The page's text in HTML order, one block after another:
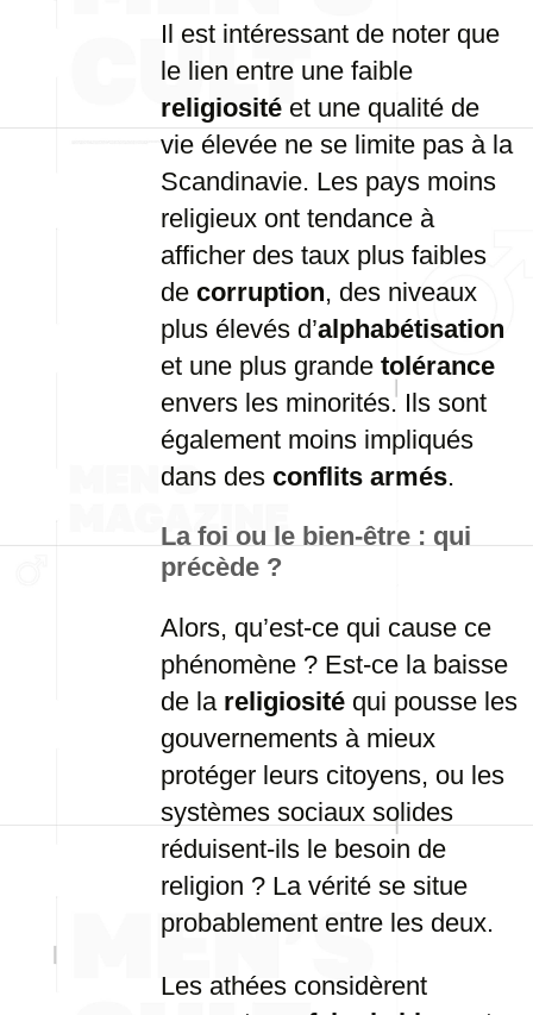
Il est intéressant de noter que
le lien entre une faible
religiosité et une qualité de
vie élevée ne se limite pas à la
Scandinavie. Les pays moins
religieux ont tendance à
afficher des taux plus faibles
de corruption, des niveaux
plus élevés d’alphabétisation
et une plus grande tolérance
envers les minorités. Ils sont
également moins impliqués
dans des conflits armés.
La foi ou le bien-être : qui
précède ?
Alors, qu’est-ce qui cause ce
phénomène ? Est-ce la baisse
de la religiosité qui pousse les
gouvernements à mieux
protéger leurs citoyens, ou les
systèmes sociaux solides
réduisent-ils le besoin de
religion ? La vérité se situe
probablement entre les deux.
Les athées considèrent